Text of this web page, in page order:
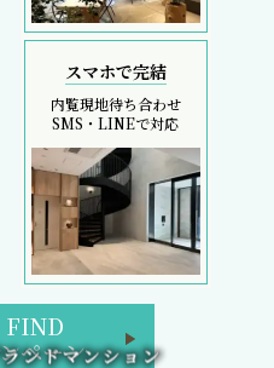
スマホで完結
内覧現地待ち合わせ
SMS・LINEで対応
FIND
ペーン